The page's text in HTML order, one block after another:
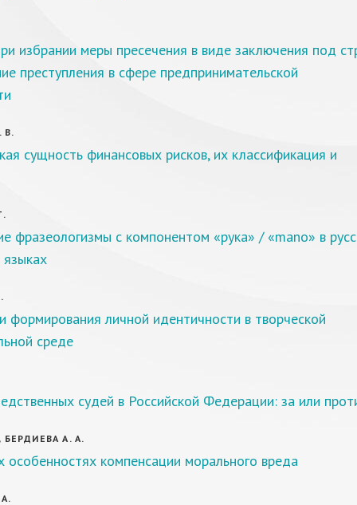
избрании меры пресечения в виде заключения под
преступления в сфере предпринимательской
В.
сущность финансовых рисков, их классификация и
фразеологизмы с компонентом «рука» / «mano» в
формирования личной идентичности в творческой
среде
судей в Российской Федерации: за или
БЕРДИЕВА А. А.
особенностях компенсации морального вреда